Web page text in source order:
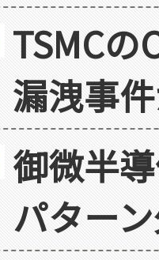
TSMC
漏洩事
御微半
パター